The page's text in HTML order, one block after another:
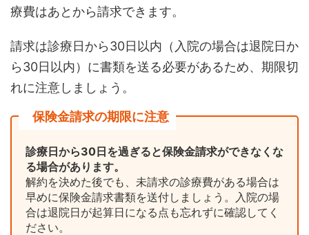
療費はあとから請求できます。
請求は診療日から30日以内（入院の場合は退院日か
ら30日以内）に書類を送る必要があるため、期限切
れに注意しましょう。
保険金請求の期限に注意
診療日から30日を過ぎると保険金請求ができなくな
る場合があります。
解約を決めた後でも、未請求の診療費がある場合は
早めに保険金請求書類を送付しましょう。入院の場
合は退院日が起算日になる点も忘れずに確認してく
ださい。